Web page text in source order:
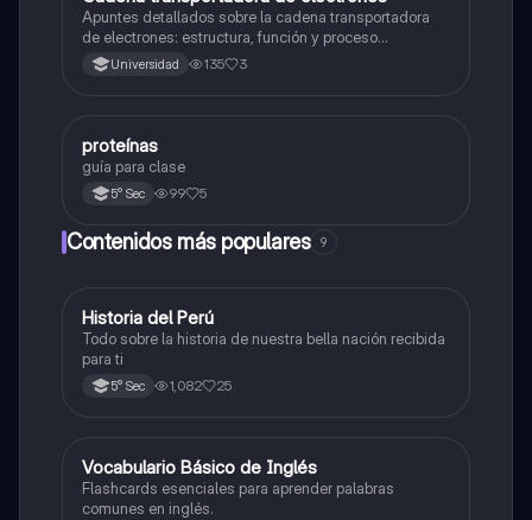
Apuntes detallados sobre la cadena transportadora
de electrones: estructura, función y proceso
bioquímico en la producción de ATP. Incluye
esquemas y explicaciones sobre los complejos
Universidad 135 3
Biología
proteínas
guía para clase
5° Sec 99 5
Contenidos más populares 9
Ciencias Sociales
Historia del Perú
Todo sobre la historia de nuestra bella nación recibida
para ti
5° Sec 1,082 25
VInglés
Vocabulario Básico de Inglés
Flashcards esenciales para aprender palabras
comunes en inglés.